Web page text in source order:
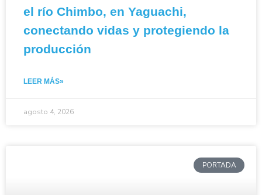
el río Chimbo, en Yaguachi,
conectando vidas y protegiendo la
producción
LEER MÁS»
agosto 4, 2026
PORTADA